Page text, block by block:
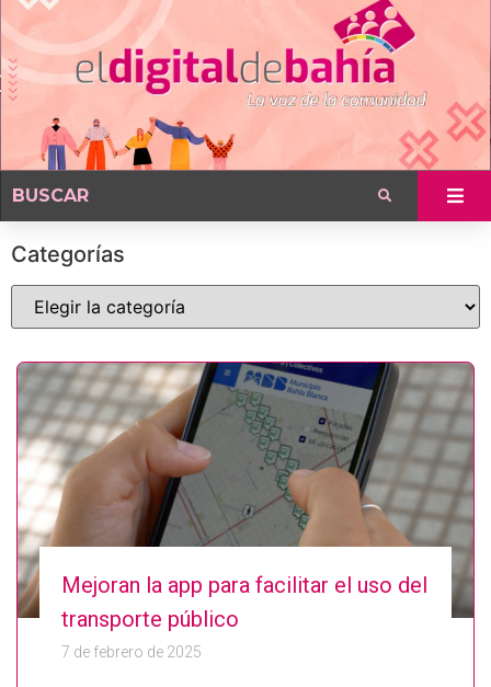
Categorías
Mejoran la app para facilitar el uso del
transporte público
7 de febrero de 2025